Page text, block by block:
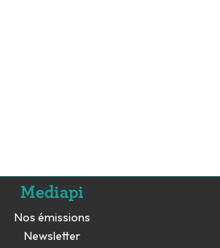
Mediapi
Nos émissions
Newsletter